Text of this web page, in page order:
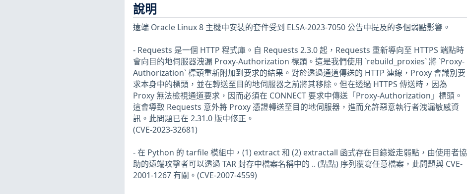
說明
遠端 Oracle Linux 8 主機中安裝的套件受到 ELSA-2023-7050 公告中提及的多個弱點影響。
- Requests 是一個 HTTP 程式庫。自 Requests 2.3.0 起，Requests 重新導向至 HTTPS 端點時
會向目的地伺服器洩漏 Proxy-Authorization 標頭。這是我們使用 `rebuild_proxies` 將 `Proxy-
Authorization` 標頭重新附加到要求的結果。對於透過通道傳送的 HTTP 連線，Proxy 會識別要
求本身中的標頭，並在轉送至目的地伺服器之前將其移除。但在透過 HTTPS 傳送時，因為
Proxy 無法檢視通道要求，因而必須在 CONNECT 要求中傳送「Proxy-Authorization」標頭。
這會導致 Requests 意外將 Proxy 憑證轉送至目的地伺服器，進而允許惡意執行者洩漏敏感資
訊。此問題已在 2.31.0 版中修正。
(CVE-2023-32681)
- 在 Python 的 tarfile 模組中，(1) extract 和 (2) extractall 函式存在目錄遊走弱點，由使用者協
助的遠端攻擊者可以透過 TAR 封存中檔案名稱中的 .. (點點) 序列覆寫任意檔案，此問題與 CVE-
2001-1267 有關。(CVE-2007-4559)